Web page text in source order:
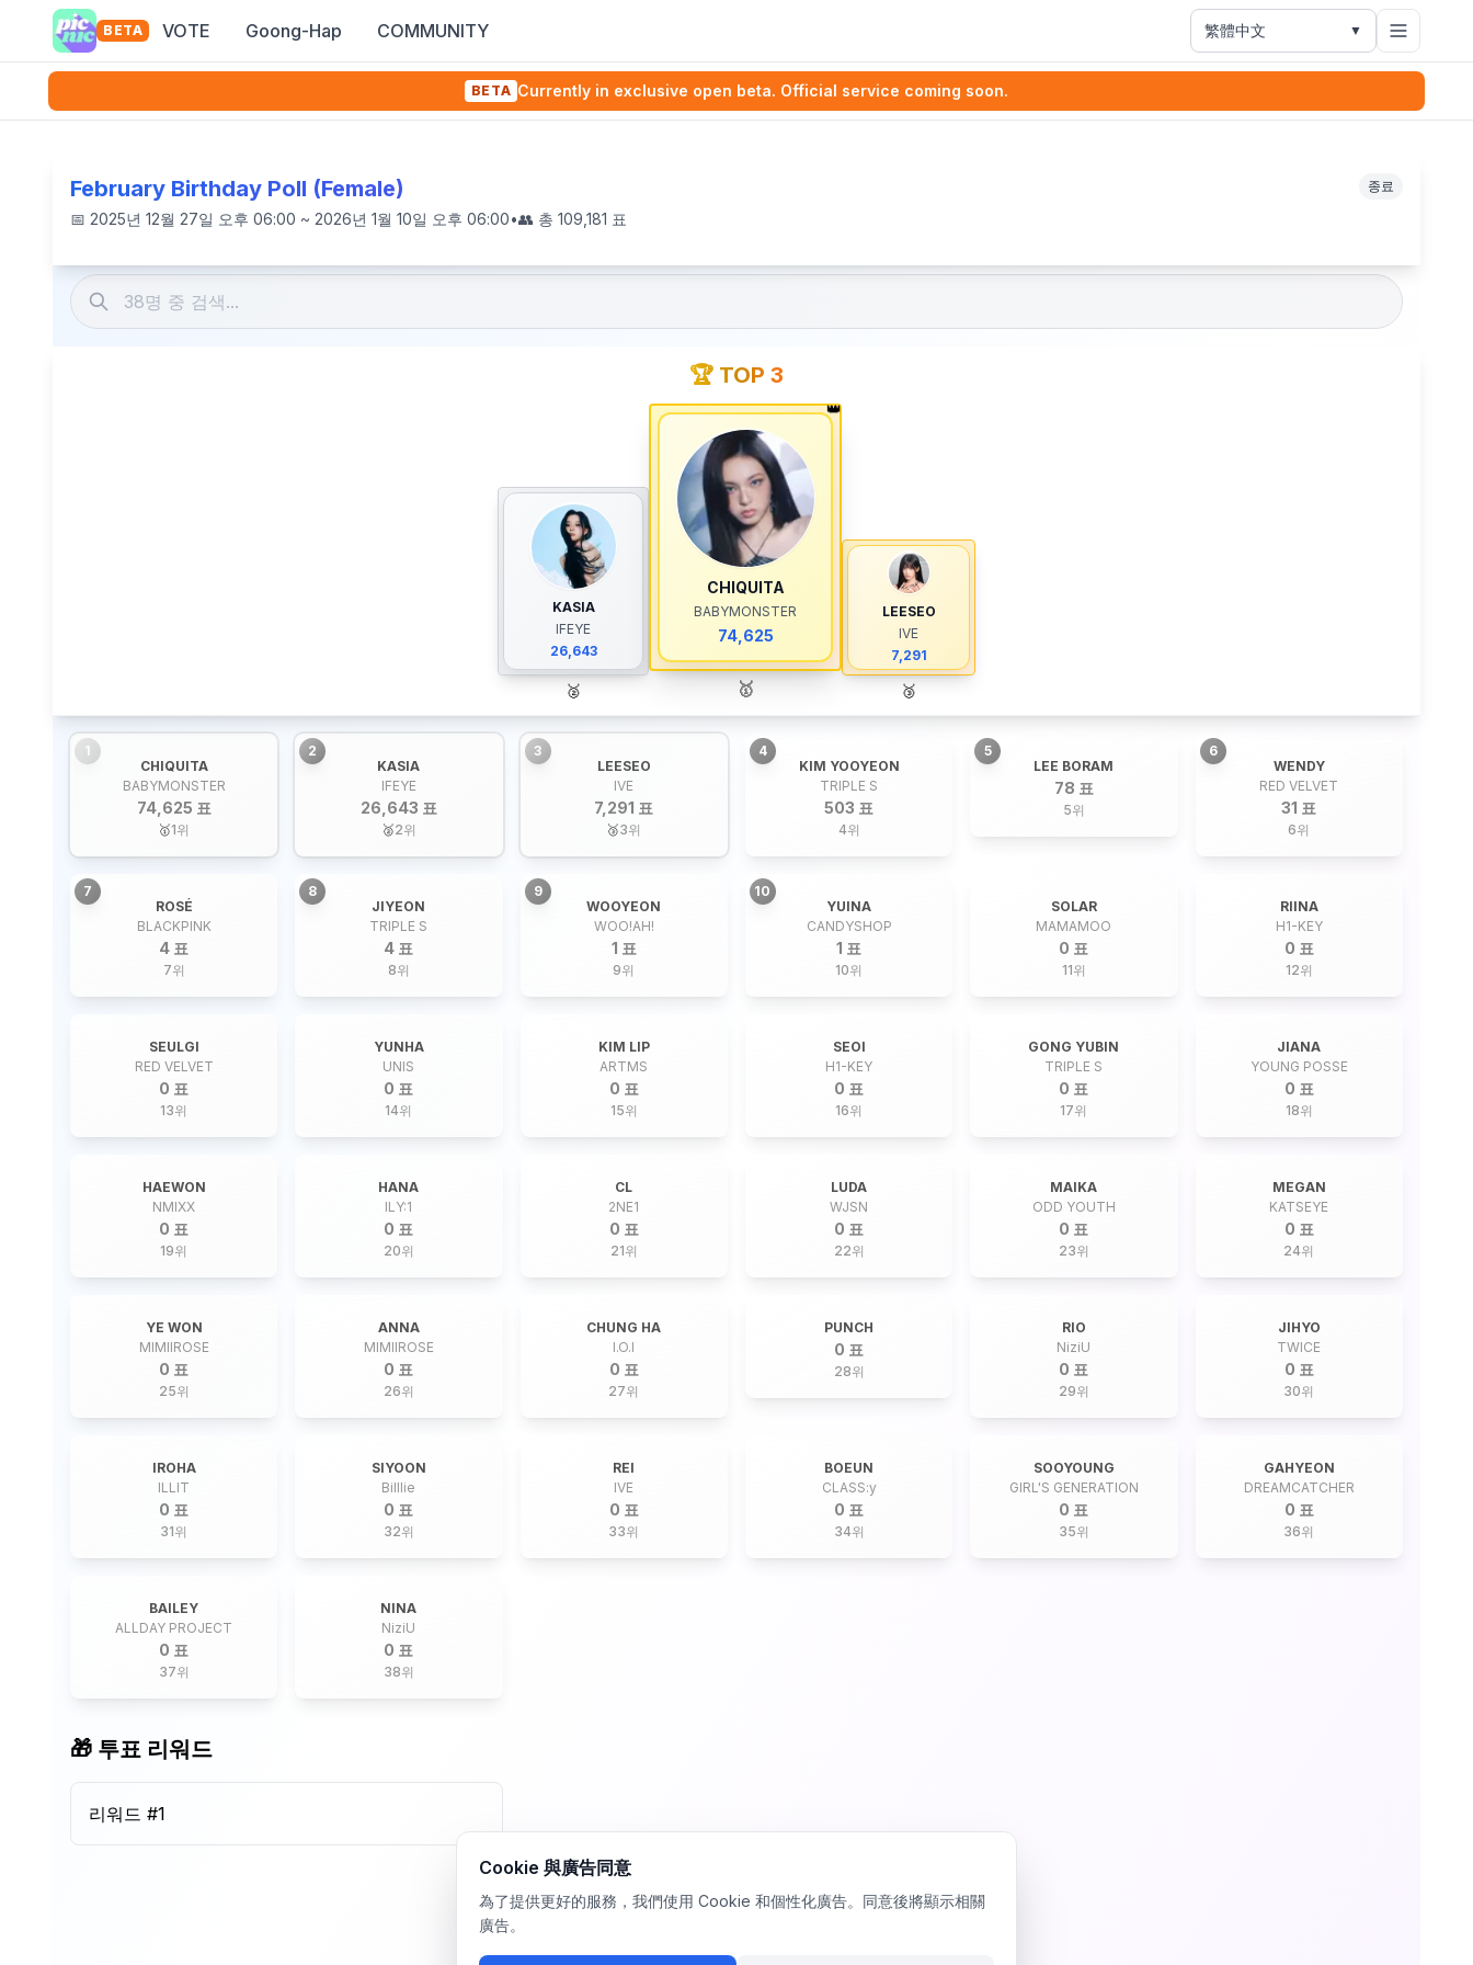
BETA VOTE Goong-Hap COMMUNITY 繁體中文 ▼
BETA Currently in exclusive open beta. Official service coming soon.
February Birthday Poll (Female) 종료
📅 2025년 12월 27일 오후 06:00 ~ 2026년 1월 10일 오후 06:00•👥 총 109,181 표
🏆 TOP 3
KASIA
IFEYE
26,643
🥈
👑
CHIQUITA
BABYMONSTER
74,625
🥇
LEESEO
IVE
7,291
🥉
1
CHIQUITA
BABYMONSTER
74,625 표
🥇1위
2
KASIA
IFEYE
26,643 표
🥈2위
3
LEESEO
IVE
7,291 표
🥉3위
4
KIM YOOYEON
TRIPLE S
503 표
4위
5
LEE BORAM
78 표
5위
6
WENDY
RED VELVET
31 표
6위
7
ROSÉ
BLACKPINK
4 표
7위
8
JIYEON
TRIPLE S
4 표
8위
9
WOOYEON
WOO!AH!
1 표
9위
10
YUINA
CANDYSHOP
1 표
10위
SOLAR
MAMAMOO
0 표
11위
RIINA
H1-KEY
0 표
12위
SEULGI
RED VELVET
0 표
13위
YUNHA
UNIS
0 표
14위
KIM LIP
ARTMS
0 표
15위
SEOI
H1-KEY
0 표
16위
GONG YUBIN
TRIPLE S
0 표
17위
JIANA
YOUNG POSSE
0 표
18위
HAEWON
NMIXX
0 표
19위
HANA
ILY:1
0 표
20위
CL
2NE1
0 표
21위
LUDA
WJSN
0 표
22위
MAIKA
ODD YOUTH
0 표
23위
MEGAN
KATSEYE
0 표
24위
YE WON
MIMIIROSE
0 표
25위
ANNA
MIMIIROSE
0 표
26위
CHUNG HA
I.O.I
0 표
27위
PUNCH
0 표
28위
RIO
NiziU
0 표
29위
JIHYO
TWICE
0 표
30위
IROHA
ILLIT
0 표
31위
SIYOON
Billlie
0 표
32위
REI
IVE
0 표
33위
BOEUN
CLASS:y
0 표
34위
SOOYOUNG
GIRL'S GENERATION
0 표
35위
GAHYEON
DREAMCATCHER
0 표
36위
BAILEY
ALLDAY PROJECT
0 표
37위
NINA
NiziU
0 표
38위
🎁 투표 리워드
리워드 #1
Cookie 與廣告同意
為了提供更好的服務，我們使用 Cookie 和個性化廣告。同意後將顯示相關
廣告。